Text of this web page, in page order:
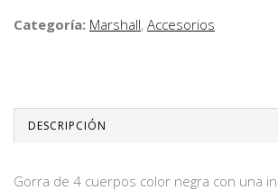
Categoría: Marshall, Accesorios
DESCRIPCIÓN
Gorra de 4 cuerpos color negra con una